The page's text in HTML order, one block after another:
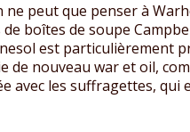
peut que penser à
boîtes de soupe
est
de nouveau war et oil,
avec les suffragettes,